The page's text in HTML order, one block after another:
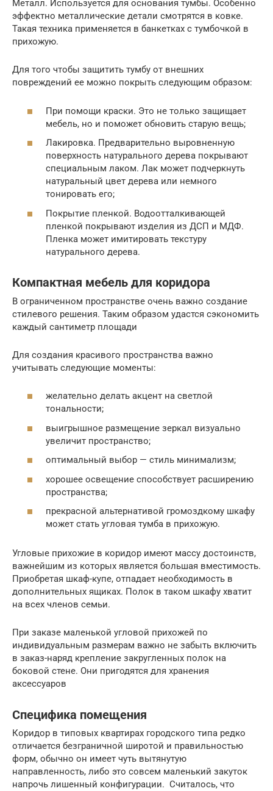
Металл. Используется для основания тумбы. Особенно
эффектно металлические детали смотрятся в ковке.
Такая техника применяется в банкетках с тумбочкой в
прихожую.
Для того чтобы защитить тумбу от внешних
повреждений ее можно покрыть следующим образом:
При помощи краски. Это не только защищает
мебель, но и поможет обновить старую вещь;
Лакировка. Предварительно выровненную
поверхность натурального дерева покрывают
специальным лаком. Лак может подчеркнуть
натуральный цвет дерева или немного
тонировать его;
Покрытие пленкой. Водоотталкивающей
пленкой покрывают изделия из ДСП и МДФ.
Пленка может имитировать текстуру
натурального дерева.
Компактная мебель для коридора
В ограниченном пространстве очень важно создание
стилевого решения. Таким образом удастся сэкономить
каждый сантиметр площади
Для создания красивого пространства важно
учитывать следующие моменты:
желательно делать акцент на светлой
тональности;
выигрышное размещение зеркал визуально
увеличит пространство;
оптимальный выбор — стиль минимализм;
хорошее освещение способствует расширению
пространства;
прекрасной альтернативой громоздкому шкафу
может стать угловая тумба в прихожую.
Угловые прихожие в коридор имеют массу достоинств,
важнейшим из которых является большая вместимость.
Приобретая шкаф-купе, отпадает необходимость в
дополнительных ящиках. Полок в таком шкафу хватит
на всех членов семьи.
При заказе маленькой угловой прихожей по
индивидуальным размерам важно не забыть включить
в заказ-наряд крепление закругленных полок на
боковой стене. Они пригодятся для хранения
аксессуаров
Специфика помещения
Коридор в типовых квартирах городского типа редко
отличается безграничной широтой и правильностью
форм, обычно он имеет чуть вытянутую
направленность, либо это совсем маленький закуток
напрочь лишенный конфигурации. Считалось, что